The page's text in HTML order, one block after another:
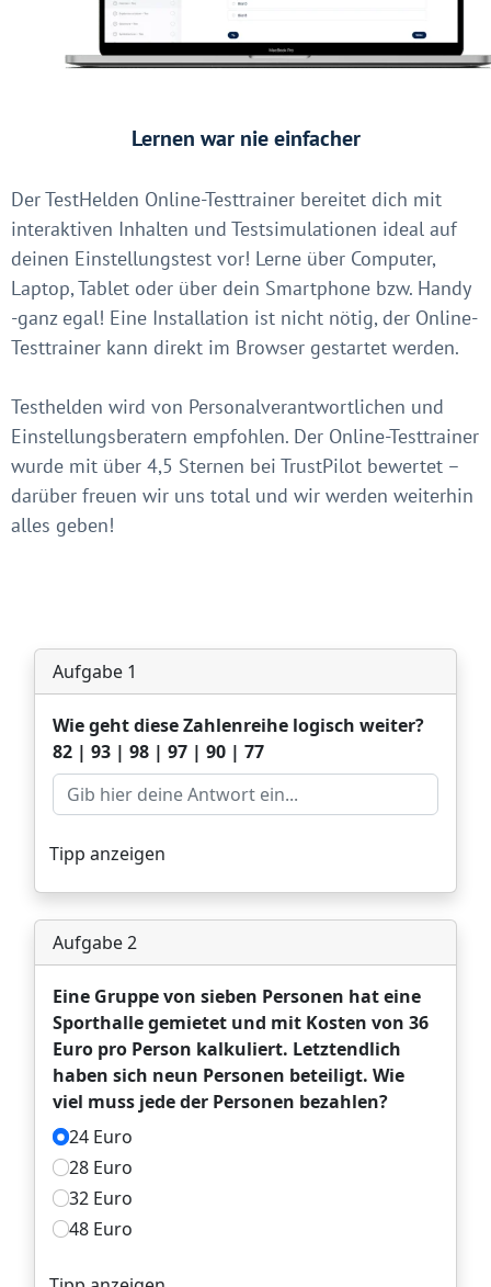
Lernen war nie einfacher
Der TestHelden Online-Testtrainer bereitet dich mit
interaktiven Inhalten und Testsimulationen ideal auf
deinen Einstellungstest vor! Lerne über Computer,
Laptop, Tablet oder über dein Smartphone bzw. Handy
-ganz egal! Eine Installation ist nicht nötig, der Online-
Testtrainer kann direkt im Browser gestartet werden.
Testhelden wird von Personalverantwortlichen und
Einstellungsberatern empfohlen. Der Online-Testtrainer
wurde mit über 4,5 Sternen bei TrustPilot bewertet –
darüber freuen wir uns total und wir werden weiterhin
alles geben!